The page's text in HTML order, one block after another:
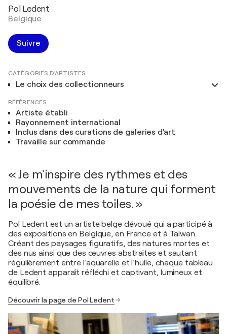
Pol Ledent
Belgique
Suivre
CATÉGORIES D'ARTISTES
Le choix des collectionneurs
RÉFÉRENCES
Artiste établi
Rayonnement international
Inclus dans des curations de galeries d'art
Travaille sur commande
« Je m'inspire des rythmes et des
mouvements de la nature qui forment
la poésie de mes toiles. »
Pol Ledent est un artiste belge dévoué qui a participé à
des expositions en Belgique, en France et à Taiwan.
Créant des paysages figuratifs, des natures mortes et
des nus ainsi que des œuvres abstraites et sautant
régulièrement entre l’aquarelle et l’huile, chaque tableau
de Ledent apparaît réfléchi et captivant, lumineux et
équilibré.
Découvrir la page de Pol Ledent